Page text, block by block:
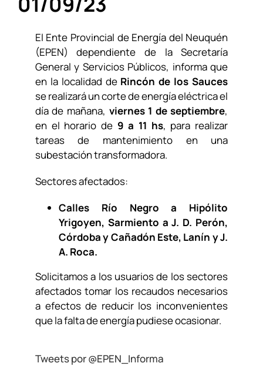
El Ente Provincial de Energía del Neuquén
(EPEN) dependiente de la Secretaría
General y Servicios Públicos, informa que
en la localidad de Rincón de los Sauces
se realizará un corte de energía eléctrica el
día de mañana, viernes 1 de septiembre,
en el horario de 9 a 11 hs, para realizar
tareas de mantenimiento en una
subestación transformadora.
Sectores afectados:
Calles Río Negro a Hipólito
Yrigoyen, Sarmiento a J. D. Perón,
Córdoba y Cañadón Este, Lanín y J.
A. Roca.
Solicitamos a los usuarios de los sectores
afectados tomar los recaudos necesarios
a efectos de reducir los inconvenientes
que la falta de energía pudiese ocasionar.
Tweets por @EPEN_Informa